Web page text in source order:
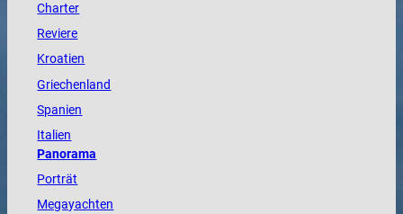
Charter
Reviere
Kroatien
Griechenland
Spanien
Italien
Panorama
Porträt
Megayachten